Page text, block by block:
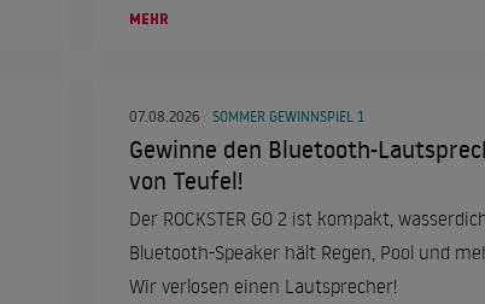
MEHR
07.08.2026 SOMMER GEWINNSPIEL 1
Gewinne den Bluetooth-
von Teufel!
Der ROCKSTER GO 2 ist kompakt,
Bluetooth-Speaker hält Regen, Pool und
Wir verlosen einen Lautsprecher!